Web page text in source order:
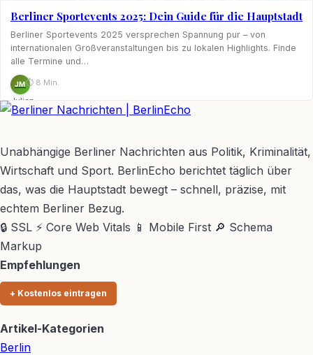
Berliner Sportevents 2025: Dein Guide für die Hauptstadt
Berliner Sportevents 2025 versprechen Spannung pur – von
internationalen Großveranstaltungen bis zu lokalen Highlights. Finde
alle Termine und…
JM
Julian
Möhring
⏱ 8 Min.
Unabhängige Berliner Nachrichten aus Politik, Kriminalität,
Wirtschaft und Sport. BerlinEcho berichtet täglich über
das, was die Hauptstadt bewegt – schnell, präzise, mit
echtem Berliner Bezug.
🔒 SSL ⚡ Core Web Vitals 📱 Mobile First 🔎 Schema
Markup
Empfehlungen
+ Kostenlos eintragen
Artikel-Kategorien
Berlin